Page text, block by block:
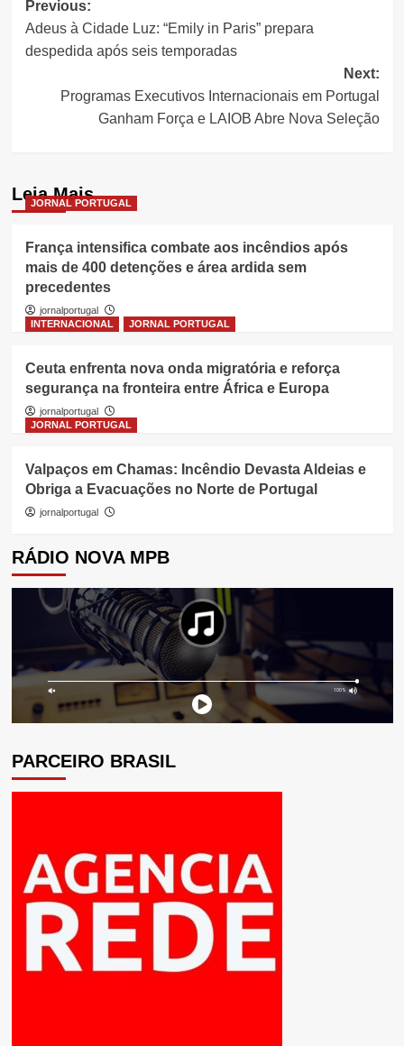
Post
navigation
Previous:
Adeus à Cidade Luz: “Emily in Paris” prepara
despedida após seis temporadas
Next:
Programas Executivos Internacionais em Portugal
Ganham Força e LAIOB Abre Nova Seleção
Leia Mais
JORNAL PORTUGAL
França intensifica combate aos incêndios após
mais de 400 detenções e área ardida sem
precedentes
jornalportugal
INTERNACIONAL
JORNAL PORTUGAL
Ceuta enfrenta nova onda migratória e reforça
segurança na fronteira entre África e Europa
jornalportugal
JORNAL PORTUGAL
Valpaços em Chamas: Incêndio Devasta Aldeias e
Obriga a Evacuações no Norte de Portugal
jornalportugal
RÁDIO NOVA MPB
PARCEIRO BRASIL